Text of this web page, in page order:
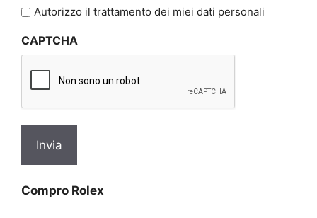
l'informativa
privacy
Autorizzo il trattamento dei miei dati personali
CAPTCHA
Compro Rolex